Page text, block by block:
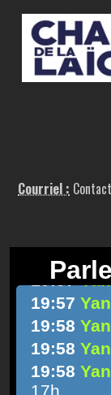
Courriel :